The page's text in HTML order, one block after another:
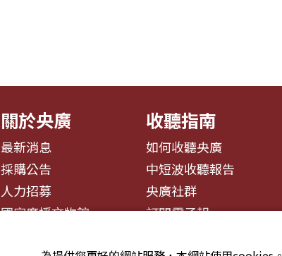
關於央廣
最新消息
採購公告
人力招募
國家廣播文物館
收聽指南
如何收聽央廣
中短波收聽報告
央廣社群
訂閱電子報